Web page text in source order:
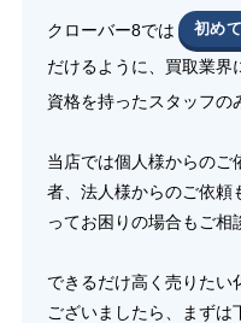
クローバー8では 初め
だけるように、買取業界
資格を持ったスタッフの
当店では個人様からのご
者、法人様からのご依頼
ってお困りの場合もご相
できるだけ高く売りたい
ございましたら、まず